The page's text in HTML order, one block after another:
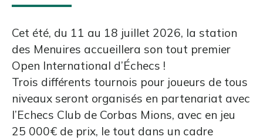
Cet été, du 11 au 18 juillet 2026, la station
des Menuires accueillera son tout premier
Open International d’Échecs !
Trois différents tournois pour joueurs de tous
niveaux seront organisés en partenariat avec
l’Echecs Club de Corbas Mions, avec en jeu
25 000€ de prix, le tout dans un cadre